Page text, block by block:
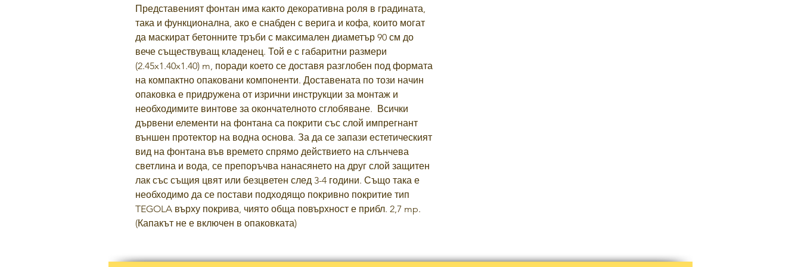
Представеният фонтан има както декоративна роля в градината,
така и функционална, ако е снабден с верига и кофа, които могат
да маскират бетонните тръби с максимален диаметър 90 см до
вече съществуващ кладенец. Той е с габаритни размери
(2.45x1.40x1.40) m, поради което се доставя разглобен под формата
на компактно опаковани компоненти. Доставената по този начин
опаковка е придружена от изрични инструкции за монтаж и
необходимите винтове за окончателното сглобяване. Всички
дървени елементи на фонтана са покрити със слой импрегнант
външен протектор на водна основа. За да се запази естетическият
вид на фонтана във времето спрямо действието на слънчева
светлина и вода, се препоръчва нанасянето на друг слой защитен
лак със същия цвят или безцветен след 3-4 години. Също така е
необходимо да се постави подходящо покривно покритие тип
TEGOLA върху покрива, чиято обща повърхност е прибл. 2,7 mp.
(Капакът не е включен в опаковката)